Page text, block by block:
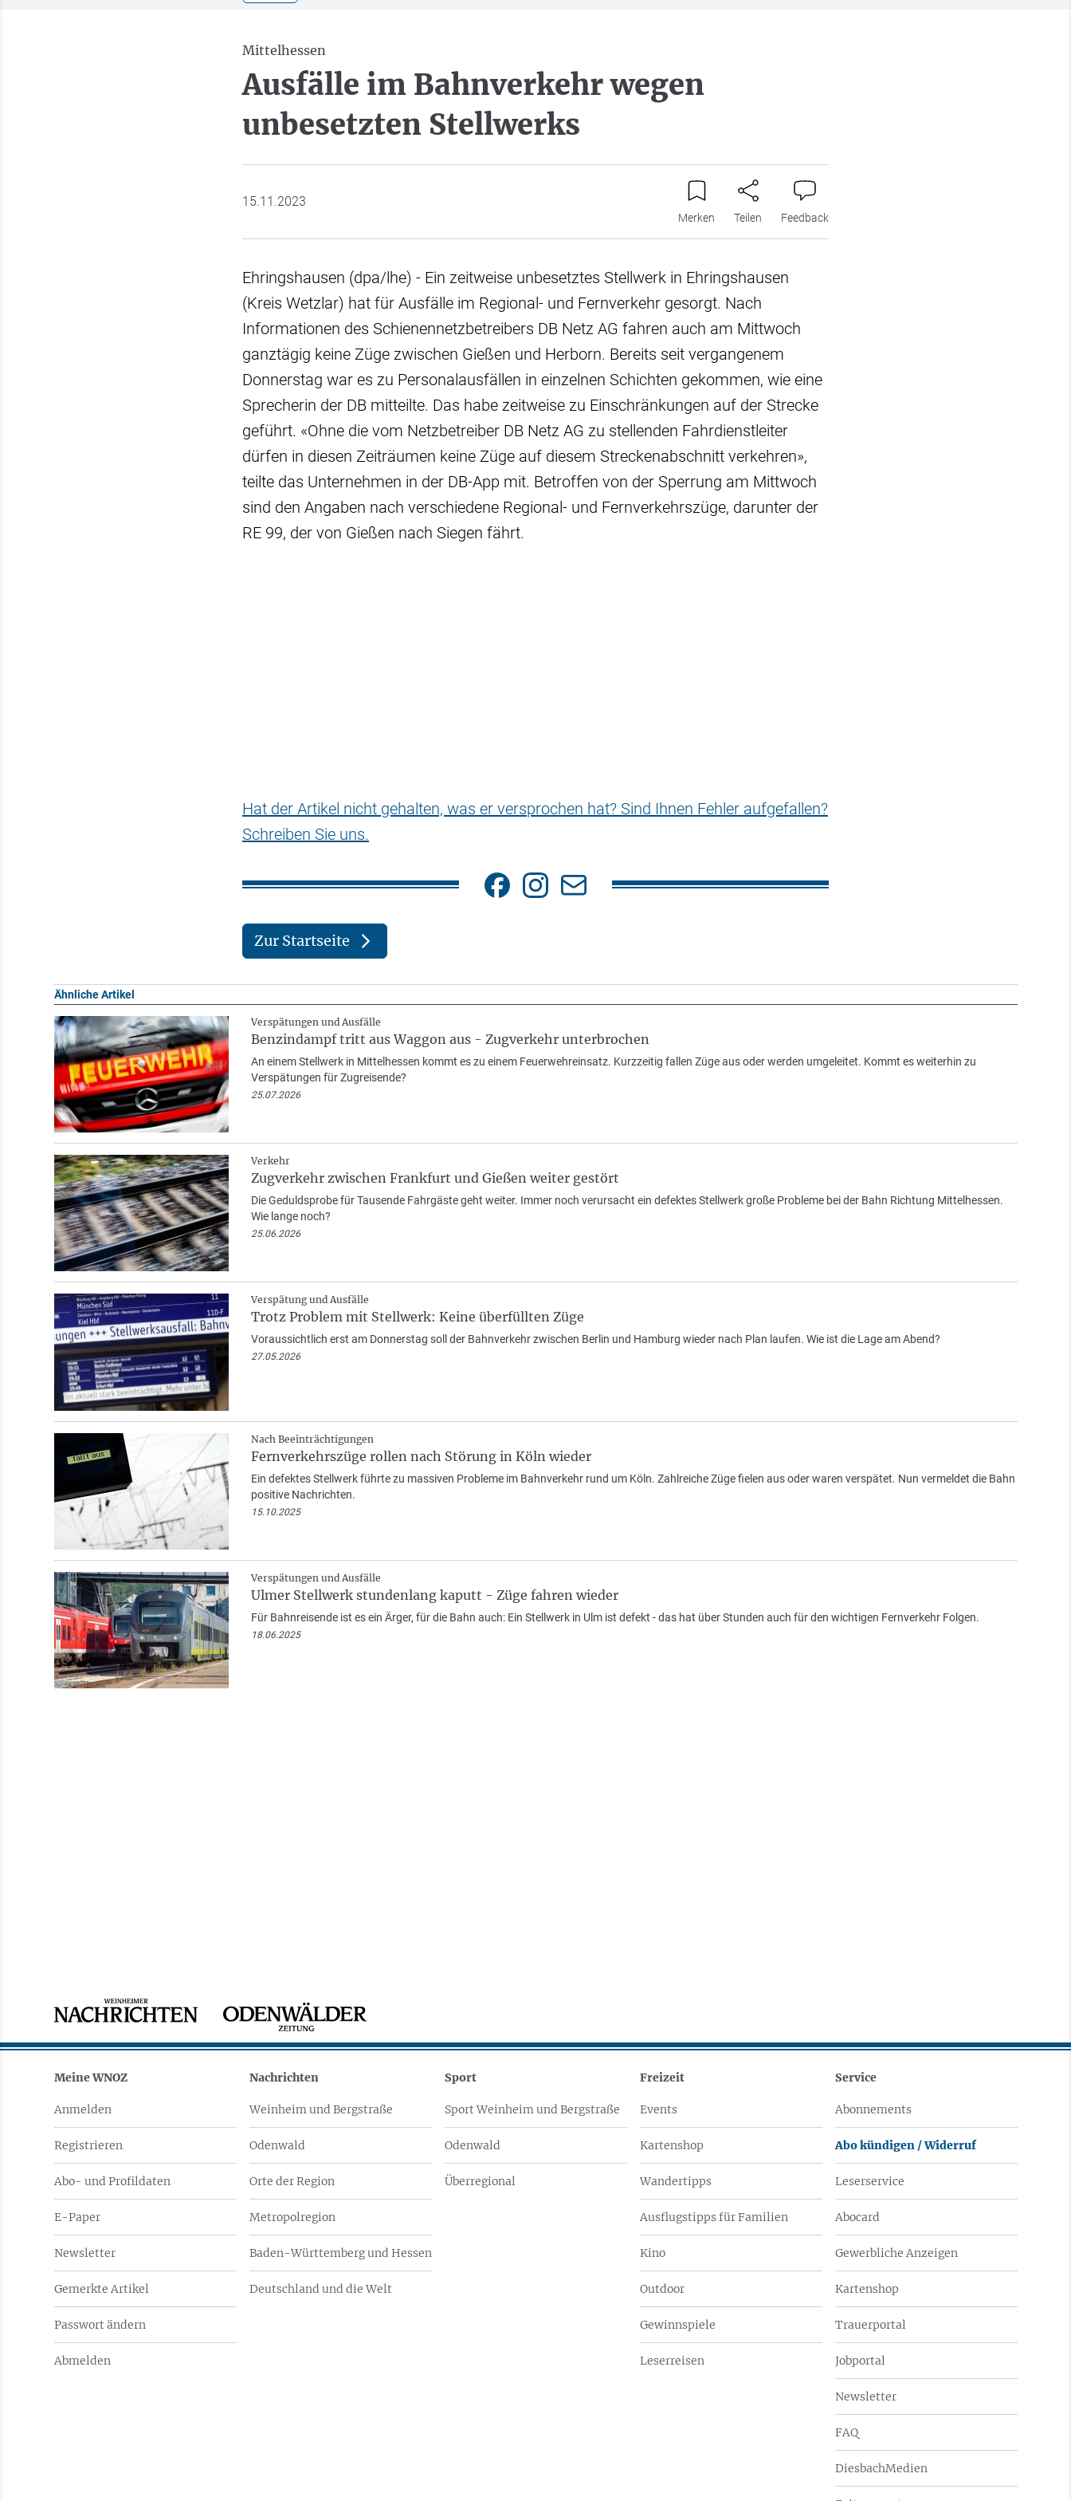
Mittelhessen
Ausfälle im Bahnverkehr wegen
unbesetzten Stellwerks
15.11.2023
Merken Teilen Feedback
Ehringshausen (dpa/lhe) - Ein zeitweise unbesetztes Stellwerk in Ehringshausen
(Kreis Wetzlar) hat für Ausfälle im Regional- und Fernverkehr gesorgt. Nach
Informationen des Schienennetzbetreibers DB Netz AG fahren auch am Mittwoch
ganztägig keine Züge zwischen Gießen und Herborn. Bereits seit vergangenem
Donnerstag war es zu Personalausfällen in einzelnen Schichten gekommen, wie eine
Sprecherin der DB mitteilte. Das habe zeitweise zu Einschränkungen auf der Strecke
geführt. «Ohne die vom Netzbetreiber DB Netz AG zu stellenden Fahrdienstleiter
dürfen in diesen Zeiträumen keine Züge auf diesem Streckenabschnitt verkehren»,
teilte das Unternehmen in der DB-App mit. Betroffen von der Sperrung am Mittwoch
sind den Angaben nach verschiedene Regional- und Fernverkehrszüge, darunter der
RE 99, der von Gießen nach Siegen fährt.
Hat der Artikel nicht gehalten, was er versprochen hat? Sind Ihnen Fehler aufgefallen?
Schreiben Sie uns.
Zur Startseite
Ähnliche Artikel
Verspätungen und Ausfälle
Benzindampf tritt aus Waggon aus - Zugverkehr unterbrochen
An einem Stellwerk in Mittelhessen kommt es zu einem Feuerwehreinsatz. Kurzzeitig fallen Züge aus oder werden umgeleitet. Kommt es weiterhin zu
Verspätungen für Zugreisende?
25.07.2026
Verkehr
Zugverkehr zwischen Frankfurt und Gießen weiter gestört
Die Geduldsprobe für Tausende Fahrgäste geht weiter. Immer noch verursacht ein defektes Stellwerk große Probleme bei der Bahn Richtung Mittelhessen.
Wie lange noch?
25.06.2026
Verspätung und Ausfälle
Trotz Problem mit Stellwerk: Keine überfüllten Züge
Voraussichtlich erst am Donnerstag soll der Bahnverkehr zwischen Berlin und Hamburg wieder nach Plan laufen. Wie ist die Lage am Abend?
27.05.2026
Nach Beeinträchtigungen
Fernverkehrszüge rollen nach Störung in Köln wieder
Ein defektes Stellwerk führte zu massiven Probleme im Bahnverkehr rund um Köln. Zahlreiche Züge fielen aus oder waren verspätet. Nun vermeldet die Bahn
positive Nachrichten.
15.10.2025
Verspätungen und Ausfälle
Ulmer Stellwerk stundenlang kaputt - Züge fahren wieder
Für Bahnreisende ist es ein Ärger, für die Bahn auch: Ein Stellwerk in Ulm ist defekt - das hat über Stunden auch für den wichtigen Fernverkehr Folgen.
18.06.2025
Meine WNOZ
Anmelden
Registrieren
Abo- und Profildaten
E-Paper
Newsletter
Gemerkte Artikel
Passwort ändern
Abmelden
Nachrichten
Weinheim und Bergstraße
Odenwald
Orte der Region
Metropolregion
Baden-Württemberg und Hessen
Deutschland und die Welt
Sport
Sport Weinheim und Bergstraße
Odenwald
Überregional
Freizeit
Events
Kartenshop
Wandertipps
Ausflugstipps für Familien
Kino
Outdoor
Gewinnspiele
Leserreisen
Service
Abonnements
Abo kündigen / Widerruf
Leserservice
Abocard
Gewerbliche Anzeigen
Kartenshop
Trauerportal
Jobportal
Newsletter
FAQ
DiesbachMedien